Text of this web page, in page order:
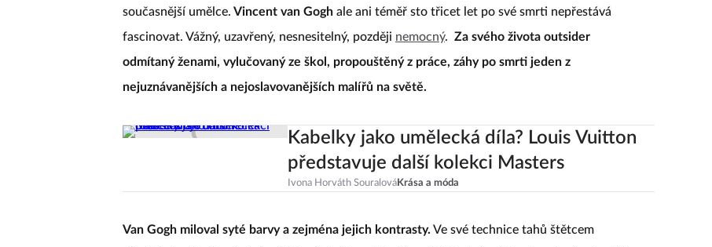
současnější umělce. Vincent van Gogh ale ani téměř sto třicet let po své smrti nepřestává
fascinovat. Vážný, uzavřený, nesnesitelný, později nemocný. Za svého života outsider
odmítaný ženami, vylučovaný ze škol, propouštěný z práce, záhy po smrti jeden z
nejuznávanějších a nejoslavovanějších malířů na světě.
Kabelky jako umělecká díla? Louis Vuitton
představuje další kolekci Masters
Ivona Horváth SouralováKrása a móda
Van Gogh miloval syté barvy a zejména jejich kontrasty. Ve své technice tahů štětcem